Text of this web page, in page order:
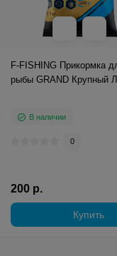
F-FISHING Прикормка
рыбы GRAND Крупный
В наличии
0
200 р.
Купить